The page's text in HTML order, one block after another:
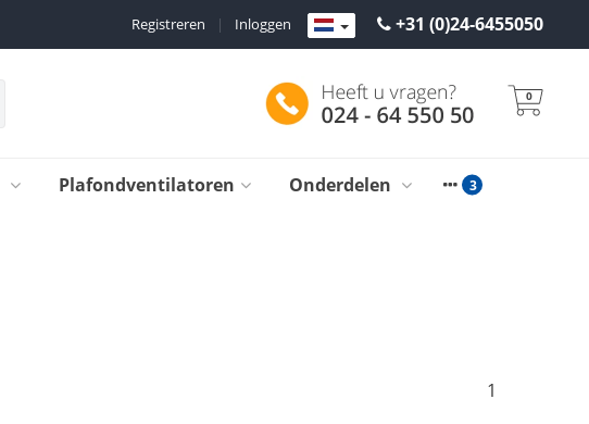
+31 (0)24-6455050
Inloggen
|
Registreren
0
Plafondventilatoren Onderdelen
1